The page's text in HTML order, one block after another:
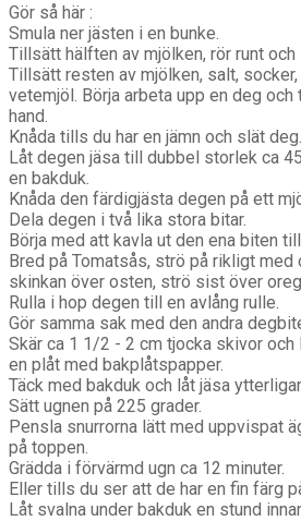
Gör så här :
Smula ner jästen i en bunke.
Tillsätt hälften av mjölken, rör runt och
Tillsätt resten av mjölken, salt,
vetemjöl. Börja arbeta upp en deg
hand.
Knåda tills du har en jämn och slät deg.
Låt degen jäsa till dubbel storlek ca
en bakduk.
Knåda den färdigjästa degen på ett
Dela degen i två lika stora bitar.
Börja med att kavla ut den ena biten
Bred på Tomatsås, strö på rikligt med
skinkan över osten, strö sist över
Rulla i hop degen till en avlång rulle.
Gör samma sak med den andra
Skär ca 1 1/2 - 2 cm tjocka skivor och
en plåt med bakplåtspapper.
Täck med bakduk och låt jäsa
Sätt ugnen på 225 grader.
Pensla snurrorna lätt med uppvispat
på toppen.
Grädda i förvärmd ugn ca 12 minuter.
Eller tills du ser att de har en fin färg
Låt svalna under bakduk en stund